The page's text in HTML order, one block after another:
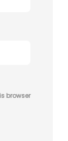
browser